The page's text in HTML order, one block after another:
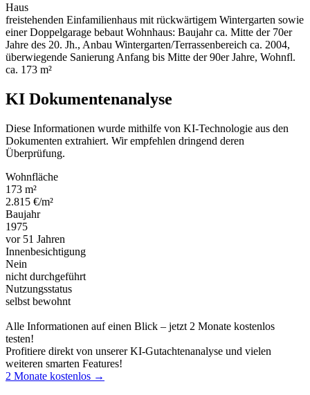
Haus
freistehenden Einfamilienhaus mit rückwärtigem Wintergarten sowie
einer Doppelgarage bebaut Wohnhaus: Baujahr ca. Mitte der 70er
Jahre des 20. Jh., Anbau Wintergarten/Terrassenbereich ca. 2004,
überwiegende Sanierung Anfang bis Mitte der 90er Jahre, Wohnfl.
ca. 173 m²
KI Dokumentenanalyse
Diese Informationen wurde mithilfe von KI-Technologie aus den
Dokumenten extrahiert. Wir empfehlen dringend deren
Überprüfung.
Wohnfläche
173 m²
2.815 €/m²
Baujahr
1975
vor 51 Jahren
Innenbesichtigung
Nein
nicht durchgeführt
Nutzungsstatus
selbst bewohnt
Alle Informationen auf einen Blick – jetzt 2 Monate kostenlos
testen!
Profitiere direkt von unserer KI-Gutachtenanalyse und vielen
weiteren smarten Features!
2 Monate kostenlos →